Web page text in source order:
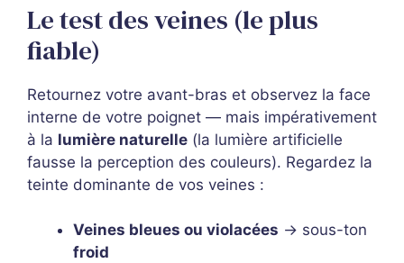
Le test des veines (le plus
fiable)
Retournez votre avant-bras et observez la face
interne de votre poignet — mais impérativement
à la lumière naturelle (la lumière artificielle
fausse la perception des couleurs). Regardez la
teinte dominante de vos veines :
Veines bleues ou violacées → sous-ton
froid